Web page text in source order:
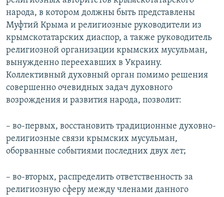
народа, в котором должны быть представлены
Муфтий Крыма и религиозные руководители из
крымскотатарских диаспор, а также руководитель
религиозной организации крымских мусульман,
вынужденно переехавших в Украину.
Коллективный духовный орган помимо решения
совершенно очевидных задач духовного
возрождения и развития народа, позволит:
– во-первых, восстановить традиционные духовно-
религиозные связи крымских мусульман,
оборванные событиями последних двух лет;
– во-вторых, распределить ответственность за
религиозную сферу между членами данного